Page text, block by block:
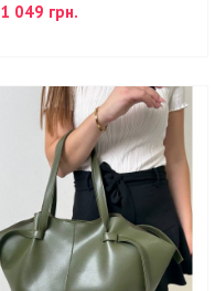
1 049 грн.